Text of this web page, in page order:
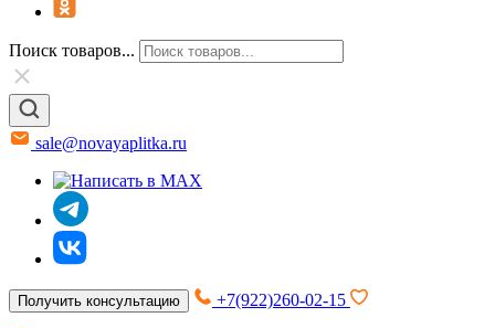
Поиск товаров...
sale@novayaplitka.ru
Получить консультацию +7(922)260-02-15